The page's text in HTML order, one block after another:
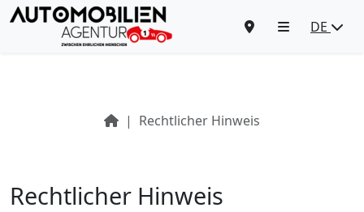
DE
Rechtlicher Hinweis
Rechtlicher Hinweis